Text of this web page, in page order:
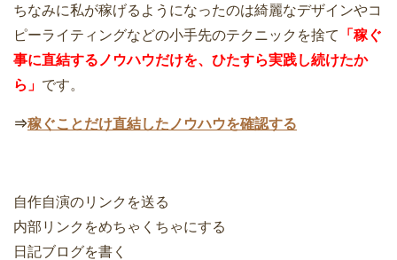
ちなみに私が稼げるようになったのは綺麗なデザインやコ
ピーライティングなどの小手先のテクニックを捨て
「稼ぐ
事に直結するノウハウだけを、ひたすら実践し続けたか
ら」 です。
⇒稼ぐことだけ直結したノウハウを確認する
自作自演のリンクを送る
内部リンクをめちゃくちゃにする
日記ブログを書く